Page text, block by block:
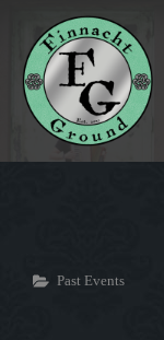
Categories
Past Events